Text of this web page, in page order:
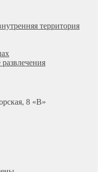
территория
8 «В»